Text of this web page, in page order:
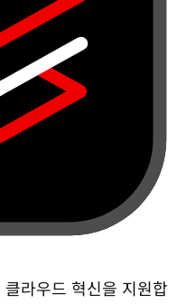
라우드 혁신을 지원합